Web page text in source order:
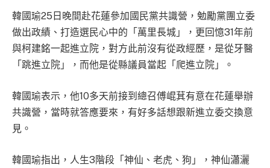
韓國瑜25日晚間赴花蓮參加國民黨共識營，勉勵黨團立委
做出政績、打造選民心中的「萬里長城」，更回憶31年前
與柯建銘一起進立院，對方此前沒有從政經歷，是從牙醫
「跳進立院」，而他是從縣議員當起「爬進立院」。
韓國瑜表示，他10多天前接到總召傅崐萁有意在花蓮舉辦
共識營，當時就答應要來，有好多話想跟新進立委交換意
見。
韓國瑜指出，人生3階段「神仙、老虎、狗」，神仙瀟灑